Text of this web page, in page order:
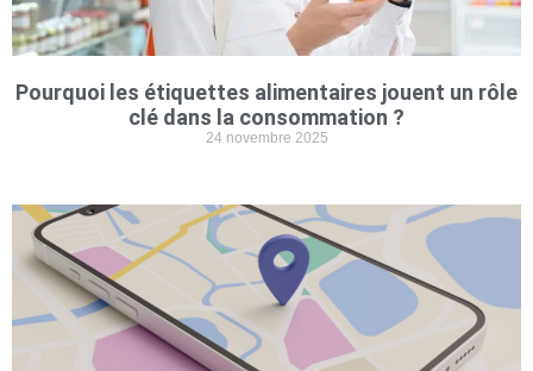
Pourquoi les étiquettes alimentaires jouent un rôle
clé dans la consommation ?
24 novembre 2025